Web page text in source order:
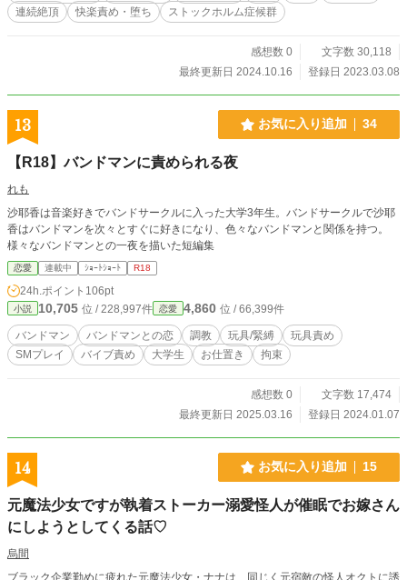
連続絶頂
快楽責め・堕ち ストックホルム症候群
感想数 0
文字数 30,118
最終更新日 2024.10.16
登録日 2023.03.08
13 お気に入り追加 34
【R18】バンドマンに責められる夜
れも
沙耶香は音楽好きでバンドサークルに入った大学3年生。バンドサークルで沙耶
香はバンドマンを次々とすぐに好きになり、色々なバンドマンと関係を持つ。
様々なバンドマンとの一夜を描いた短編集
恋愛 連載中 ｼｮｰﾄｼｮｰﾄ R18
24h.ポイント 106pt
小説 10,705 位 / 228,997件 恋愛 4,860 位 / 66,399件
バンドマン バンドマンとの恋 調教 玩具/緊縛
玩具責め
SMプレイ
バイブ責め 大学生 お仕置き 拘束
感想数 0
文字数 17,474
最終更新日 2025.03.16
登録日 2024.01.07
14 お気に入り追加 15
元魔法少女ですが執着ストーカー溺愛怪人が催眠でお嫁さん
にしようとしてくる話♡
烏間
ブラック企業勤めに疲れた元魔法少女・ナナは、同じく元宿敵の怪人オクトに誘